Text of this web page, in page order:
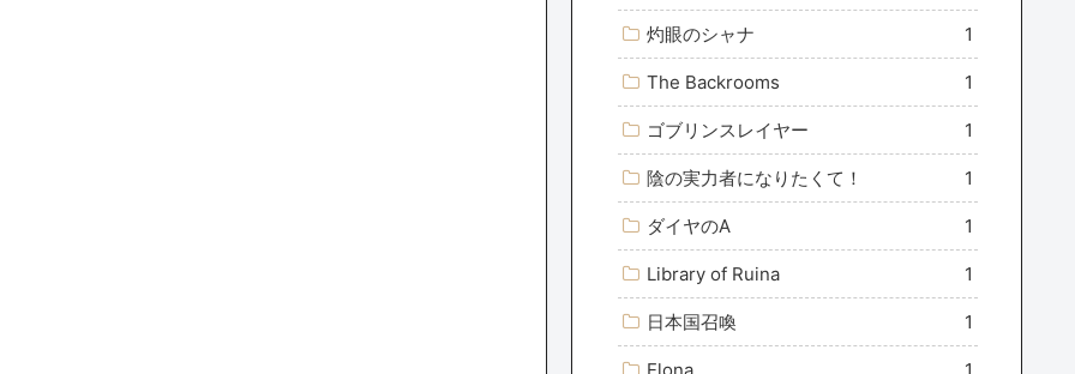
灼眼のシャナ 1
The Backrooms 1
ゴブリンスレイヤー 1
陰の実力者になりたくて！ 1
ダイヤのA 1
Library of Ruina 1
日本国召喚 1